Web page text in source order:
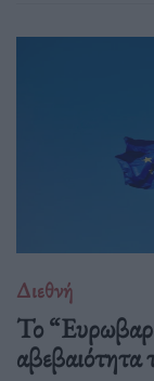
Διεθνή
Το